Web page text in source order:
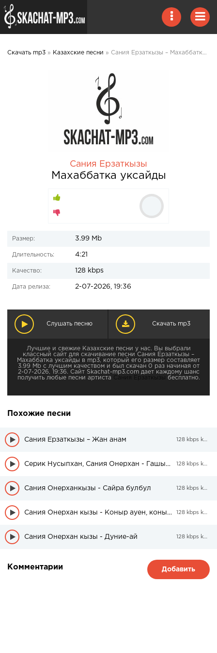
Скачать mp3 » Казахские песни » Сания Ерзаткызы – Махаббатка уксайды mp3 скачать
Сания Ерзаткызы
Махаббатка уксайды
Размер: 3.99 Mb
Длительность: 4:21
Качество: 128 kbps
Дата релиза: 2-07-2026, 19:36
Слушать песню Скачать mp3
Лучшие и свежие Казахские песни у нас. Вы выбрали
классный сайт для скачивание песни Сания Ерзаткызы –
Махаббатка уксайды в mp3, который его размер составляет
3.99 Mb с лучшим качеством и был скачан 0 раз начиная от
2-07-2026, 19:36. Сайт Skachat-mp3.com дает каждому шанс
получить любые песни артиста
Сания Ерзаткызы бесплатно.
Похожие песни
Сания Ерзаткызы – Жан анам 128 kbps kbps
Серик Нусыпхан, Сания Онерхан - Гашыктар тилеги 128 kbps kbps
Сания Онерханкызы - Сайра булбул 128 kbps kbps
Сания Онерхан кызы - Коныр ауен, коныр куй сагынарым 128 kbps kbps
Сания Онерхан кызы - Дуние-ай 128 kbps kbps
Комментарии Добавить